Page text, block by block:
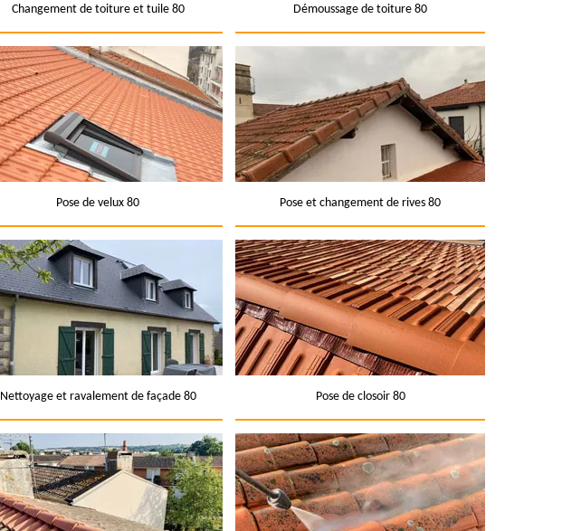
Changement de toiture et tuile 80 Démoussage de toiture 80
Pose de velux 80 Pose et changement de rives 80
Nettoyage et ravalement de façade 80 Pose de closoir 80